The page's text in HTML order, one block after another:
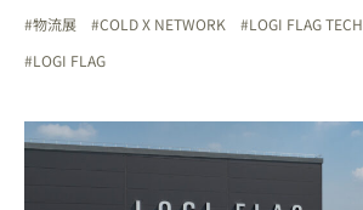
物流展 COLD X NETWORK LOGI FLAG TECH
LOGI FLAG